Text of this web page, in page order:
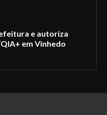
e autoriza
em Vinhedo